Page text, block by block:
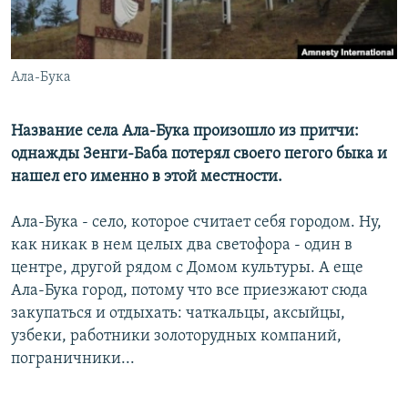
Ала-Бука
Название села Ала-Бука произошло из притчи:
однажды Зенги-Баба потерял своего пегого быка и
нашел его именно в этой местности.
Ала-Бука - село, которое считает себя городом. Ну,
как никак в нем целых два светофора - один в
центре, другой рядом с Домом культуры. А еще
Ала-Бука город, потому что все приезжают сюда
закупаться и отдыхать: чаткальцы, аксыйцы,
узбеки, работники золоторудных компаний,
пограничники...